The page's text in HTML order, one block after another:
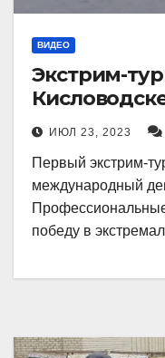
ВИДЕО
Экстрим-
ИЮЛ 23, 2023
Первый экстрим-
международный
победу в